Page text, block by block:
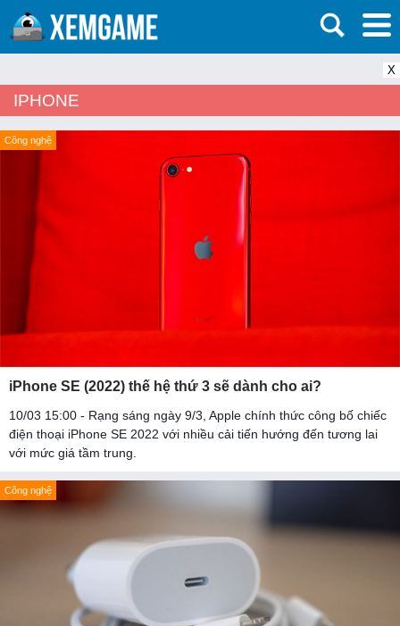
X
IPHONE
Công nghệ
iPhone SE (2022) thế hệ thứ 3 sẽ dành cho ai?
10/03 15:00 - Rạng sáng ngày 9/3, Apple chính thức công bố chiếc
điện thoại iPhone SE 2022 với nhiều cải tiến hướng đến tương lai
với mức giá tầm trung.
Công nghệ